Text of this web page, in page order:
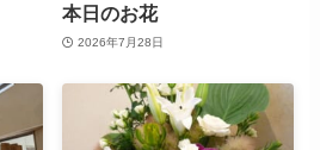
本日のお花
2026年7月28日